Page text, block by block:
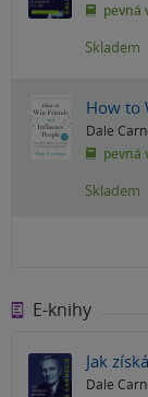
pevná
Skladem
How to
Dale
pevná
Skladem
E-knihy
Jak
Dale